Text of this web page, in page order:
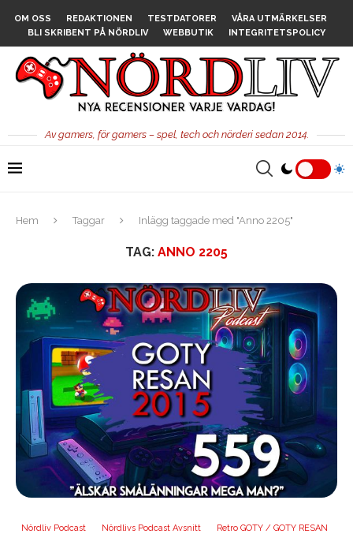
OM OSS REDAKTIONEN TESTDATORER
VÅRA UTMÄRKELSER
BLI SKRIBENT PÅ NÖRDLIV
WEBBUTIK INTEGRITETSPOLICY
Av gamers, för gamers – spel, tech och nörderi sedan 2014.
Hem Taggar Inlägg taggade med "Anno 2205"
TAG: ANNO 2205
Nördliv Podcast Nördlivs Podcast Avsnitt Retro GOTY / GOTY RESAN